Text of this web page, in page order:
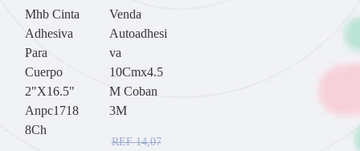
Mhb Cinta
Adhesiva
Para
Cuerpo
2"X16.5"
Anpc1718
8Ch
Venda
Autoadhesi
va
10Cmx4.5
M Coban
3M
REF14,07